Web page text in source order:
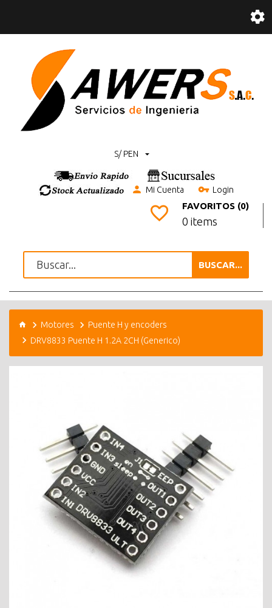
S/ PEN
Mi Cuenta Login
FAVORITOS (0)
0 items
BUSCAR...
Motores
Puente H y encoders
DRV8833 Puente H 1.2A 2CH (Generico)